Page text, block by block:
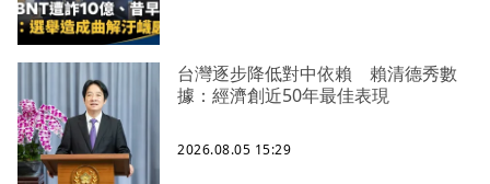
台灣逐步降低對中依賴 賴清德秀數
據：經濟創近50年最佳表現
2026.08.05 15:29